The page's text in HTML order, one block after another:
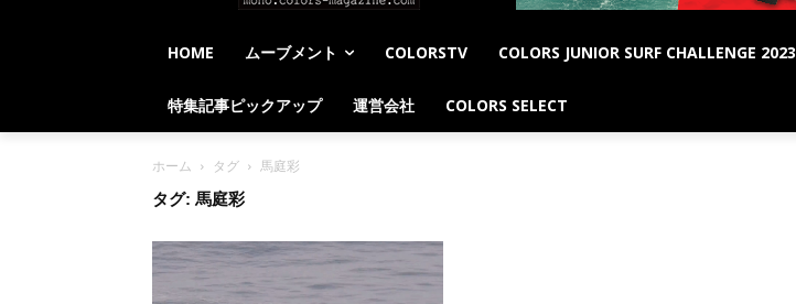
HOME ムーブメント COLORSTV COLORS JUNIOR SURF CHALLENGE 2023
特集記事ピックアップ 運営会社 COLORS SELECT
ホーム タグ
馬庭彩
タグ: 馬庭彩